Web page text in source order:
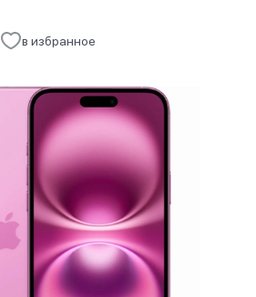
в избранное